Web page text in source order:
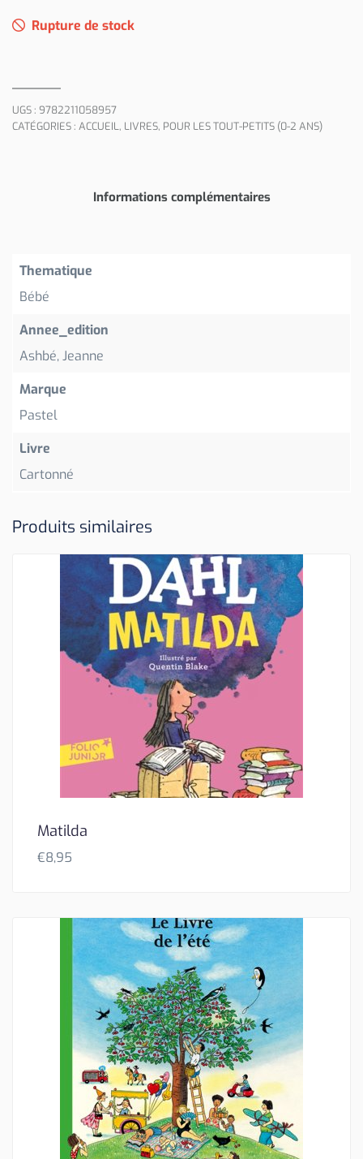
Rupture de stock
UGS : 9782211058957
CATÉGORIES : ACCUEIL, LIVRES, POUR LES TOUT-PETITS (0-2 ANS)
Informations complémentaires
Thematique
Bébé
Annee_edition
Ashbé, Jeanne
Marque
Pastel
Livre
Cartonné
Produits similaires
Matilda
€8,95